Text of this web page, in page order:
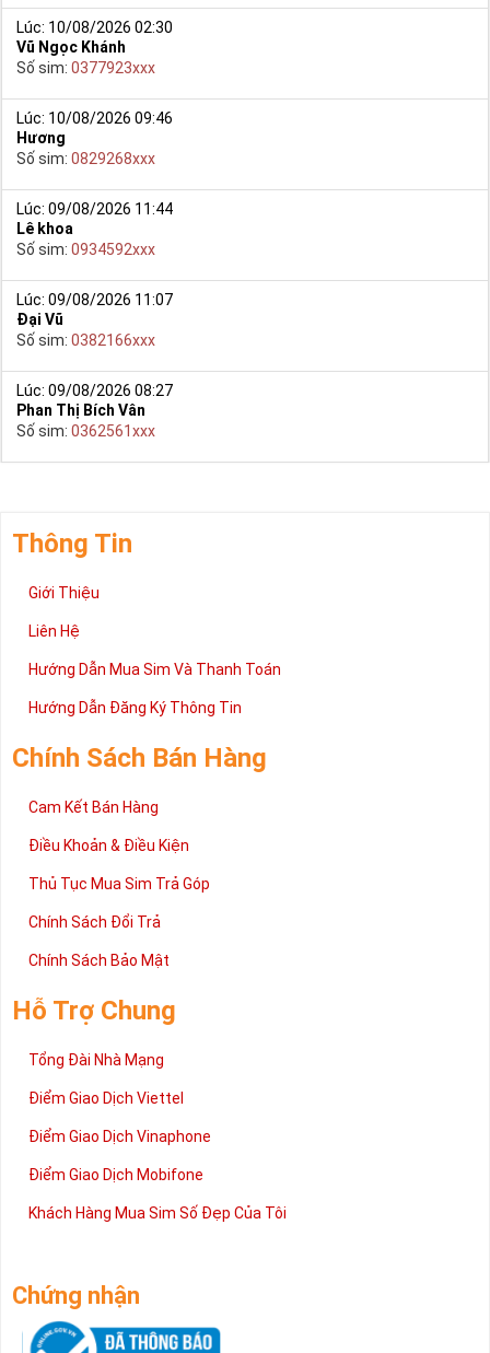
Lúc: 10/08/2026 02:30
Vũ Ngọc Khánh
Số sim: 0377923xxx
Lúc: 10/08/2026 09:46
Hương
Số sim: 0829268xxx
Lúc: 09/08/2026 11:44
Lê khoa
Số sim: 0934592xxx
Lúc: 09/08/2026 11:07
Đại Vũ
Số sim: 0382166xxx
Lúc: 09/08/2026 08:27
Phan Thị Bích Vân
Số sim: 0362561xxx
Thông Tin
Giới Thiệu
Liên Hệ
Hướng Dẫn Mua Sim Và Thanh Toán
Hướng Dẫn Đăng Ký Thông Tin
Chính Sách Bán Hàng
Cam Kết Bán Hàng
Điều Khoản & Điều Kiện
Thủ Tục Mua Sim Trả Góp
Chính Sách Đổi Trả
Chính Sách Bảo Mật
Hỗ Trợ Chung
Tổng Đài Nhà Mạng
Điểm Giao Dịch Viettel
Điểm Giao Dịch Vinaphone
Điểm Giao Dịch Mobifone
Khách Hàng Mua Sim Số Đẹp Của Tôi
Chứng nhận